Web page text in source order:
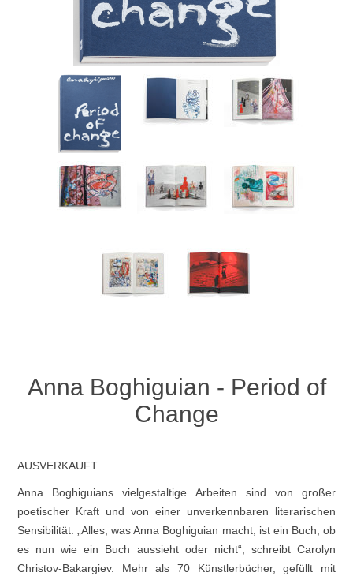
Anna Boghiguian - Period of
Change
AUSVERKAUFT
Anna Boghiguians vielgestaltige Arbeiten sind von großer
poetischer Kraft und von einer unverkennbaren literarischen
Sensibilität: „Alles, was Anna Boghiguian macht, ist ein Buch, ob
es nun wie ein Buch aussieht oder nicht“, schreibt Carolyn
Christov-Bakargiev. Mehr als 70 Künstlerbücher, gefüllt mit